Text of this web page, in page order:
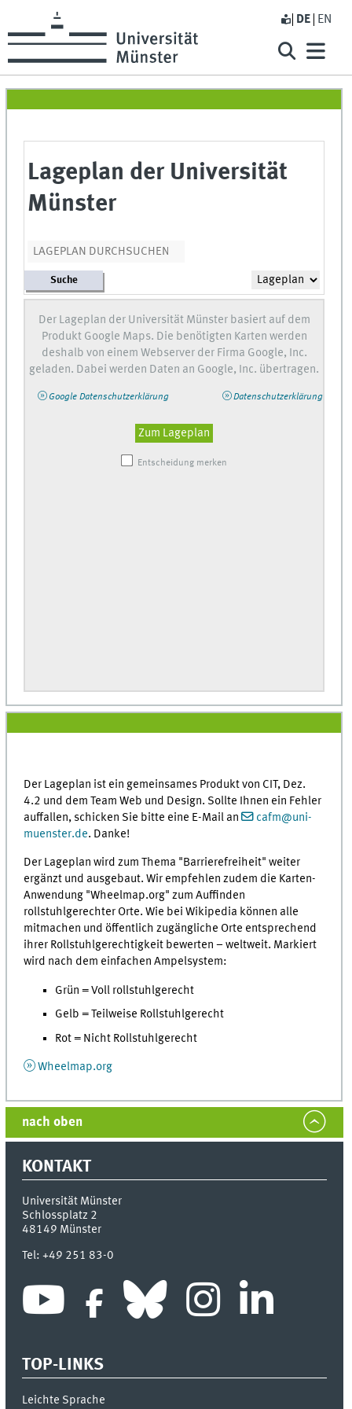
DE EN
Lageplan der Universität
Münster
Suche
Der Lageplan der Universität Münster basiert auf dem
Produkt Google Maps. Die benötigten Karten werden
deshalb von einem Webserver der Firma Google, Inc.
geladen. Dabei werden Daten an Google, Inc. übertragen.
Google Datenschutzerklärung Datenschutzerklärung
Zum Lageplan
Entscheidung merken
Der Lageplan ist ein gemeinsames Produkt von CIT, Dez.
4.2 und dem Team Web und Design. Sollte Ihnen ein Fehler
auffallen, schicken Sie bitte eine E-Mail an
cafm@uni-
muenster.de. Danke!
Der Lageplan wird zum Thema "Barrierefreiheit" weiter
ergänzt und ausgebaut. Wir empfehlen zudem die Karten-
Anwendung "Wheelmap.org" zum Auffinden
rollstuhlgerechter Orte. Wie bei Wikipedia können alle
mitmachen und öffentlich zugängliche Orte entsprechend
ihrer Rollstuhlgerechtigkeit bewerten – weltweit. Markiert
wird nach dem einfachen Ampelsystem:
Grün = Voll rollstuhlgerecht
Gelb = Teilweise Rollstuhlgerecht
Rot = Nicht Rollstuhlgerecht
Wheelmap.org
nach oben
KONTAKT
Universität Münster
Schlossplatz 2
48149 Münster
Tel:+49 251 83-0
TOP-LINKS
Leichte Sprache